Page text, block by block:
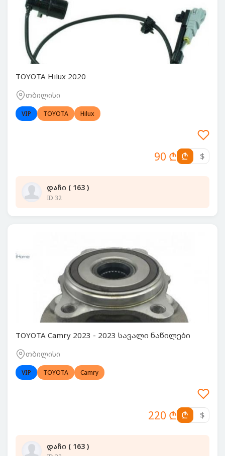
TOYOTA Hilux 2020
თბილისი
VIP TOYOTA Hilux
90 ₾ ₾ $
დაჩი ( 163 )
ID 32
TOYOTA Camry 2023 - 2023 სავალი ნაწილები
თბილისი
VIP TOYOTA Camry
220 ₾ ₾ $
დაჩი ( 163 )